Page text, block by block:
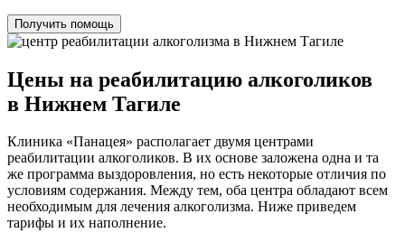
Получить помощь
Цены на реабилитацию алкоголиков
в Нижнем Тагиле
Клиника «Панацея» располагает двумя центрами
реабилитации алкоголиков. В их основе заложена одна и та
же программа выздоровления, но есть некоторые отличия по
условиям содержания. Между тем, оба центра обладают всем
необходимым для лечения алкоголизма. Ниже приведем
тарифы и их наполнение.